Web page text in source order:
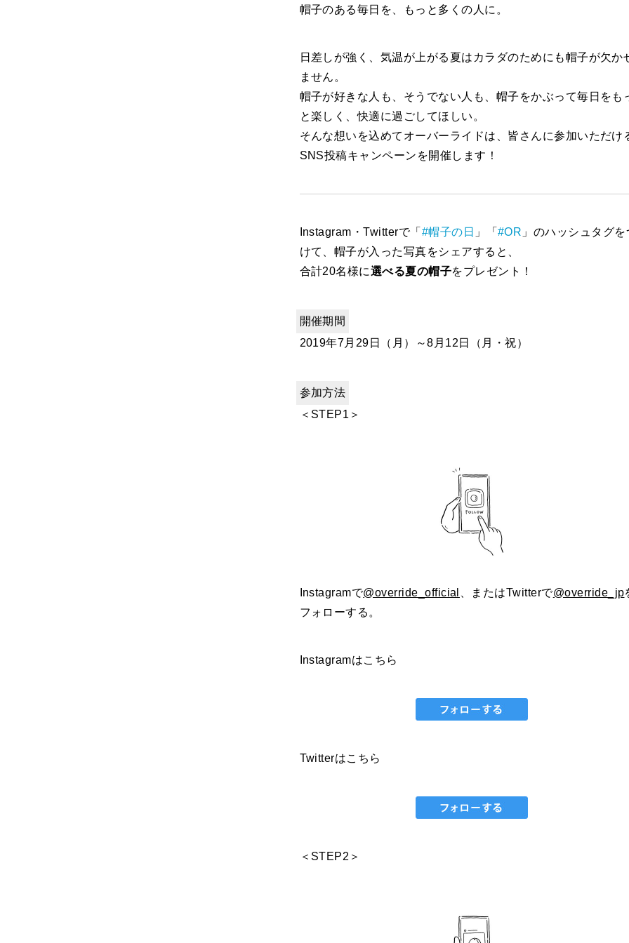
帽子のある毎日を、もっと多くの人に。
日差しが強く、気温が上がる夏はカラダのためにも帽子が欠か
ません。
帽子が好きな人も、そうでない人も、帽子をかぶって毎日をも
と楽しく、快適に過ごしてほしい。
そんな想いを込めてオーバーライドは、皆さんに参加いただけ
SNS投稿キャンペーンを開催します！
Instagram・Twitterで「 #帽子の日 」「 #OR 」のハッシュタグを
けて、帽子が入った写真をシェアすると、
合計20名様に選べる夏の帽子をプレゼント！
開催期間
2019年7月29日（月）～8月12日（月・祝）
参加方法
＜STEP1＞
Instagramで@override_official 、またはTwitterで@override_jp
フォローする。
Instagramはこちら
Twitterはこちら
＜STEP2＞